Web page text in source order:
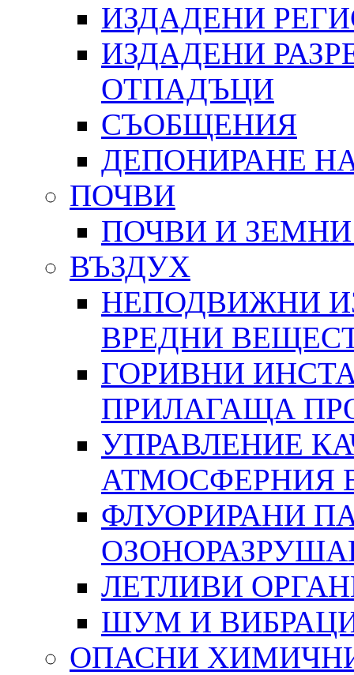
ИЗДАДЕНИ
ИЗДАДЕНИ
ОТПАДЪЦИ
СЪОБЩЕНИЯ
ДЕПОНИРАНЕ
ПОЧВИ
ПОЧВИ И
ВЪЗДУХ
НЕПОДВИЖНИ
ВРЕДНИ
ГОРИВНИ
ПРИЛАГАЩА
УПРАВЛЕНИЕ
АТМОСФЕРНИЯ
ФЛУОРИРАНИ
ЛЕТЛИВИ
ШУМ И
ОПАСНИ